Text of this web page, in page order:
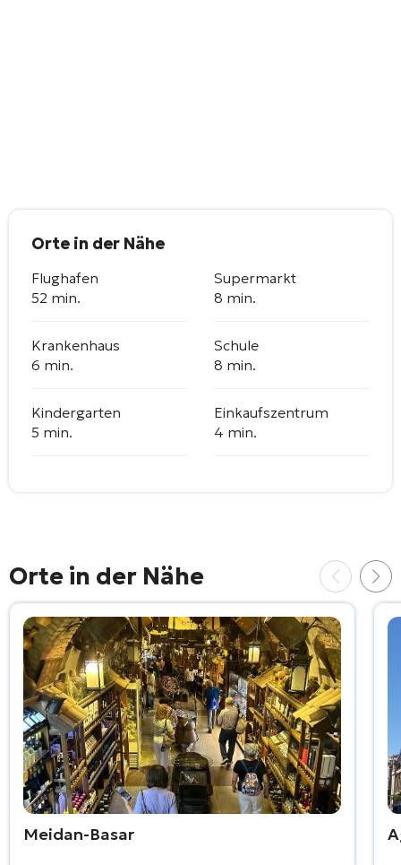
Orte in der Nähe
Flughafen
52 min.
Supermarkt
8 min.
Krankenhaus
6 min.
Schule
8 min.
Kindergarten
5 min.
Einkaufszentrum
4 min.
Orte in der Nähe
Meidan-Basar